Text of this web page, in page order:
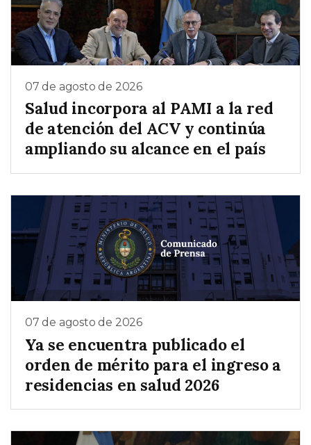
07 de agosto de 2026
Salud incorpora al PAMI a la red
de atención del ACV y continúa
ampliando su alcance en el país
07 de agosto de 2026
Ya se encuentra publicado el
orden de mérito para el ingreso a
residencias en salud 2026